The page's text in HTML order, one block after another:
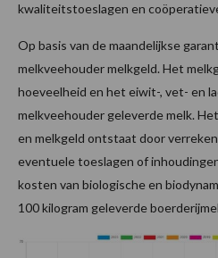
kwaliteitstoeslagen en
Op basis van de maandelijkse
melkveehouder melkgeld. Het
hoeveelheid en het eiwit-, vet- en
melkveehouder geleverde melk.
en melkgeld ontstaat door
eventuele toeslagen of
kosten van biologische en
100 kilogram geleverde